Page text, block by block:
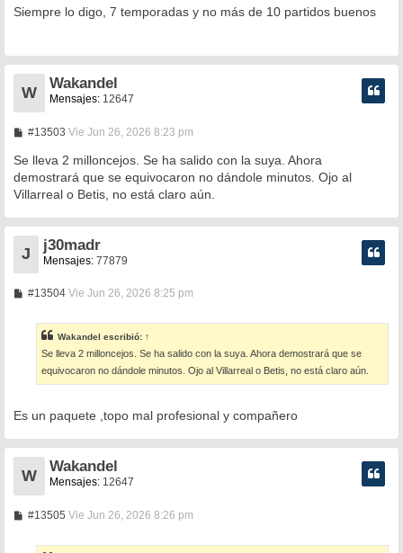
n
e
Siempre lo digo, 7 temporadas y no más de 10 partidos buenos
W
Wakandel
Mensajes: 12647
#13503M
n
s
a
j
Vie Jun 26, 2026 8:23 pm
Se lleva 2 milloncejos. Se ha salido con la suya. Ahora
demostrará que se equivocaron no dándole minutos. Ojo al
Villarreal o Betis, no está claro aún.
J
j30madr
Mensajes: 77879
#13504M
a
j
e
Vie Jun 26, 2026 8:25 pm
Wakandel escribió: ↑
Se lleva 2 milloncejos. Se ha salido con la suya. Ahora demostrará que se
equivocaron no dándole minutos. Ojo al Villarreal o Betis, no está claro aún.
Es un paquete ,topo mal profesional y compañero
W
Wakandel
Mensajes: 12647
#13505MVie Jun 26, 2026 8:26 pm